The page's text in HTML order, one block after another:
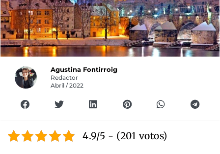
Agustina Fontirroig
Redactor
Abril / 2022
4.9/5 - (201 votos)